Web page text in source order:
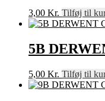
3,00 Kr. Tilføj til
5B
5,00 Kr. Tilføj til